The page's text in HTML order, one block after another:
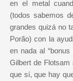
en el metal
(todos sabemos
grandes quizá no
Porão) con la
en nada al
Gilbert de
que sí, que hay